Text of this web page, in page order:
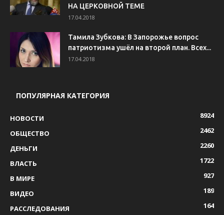
НА ЦЕРКОВНОЙ ТЕМЕ
17.04.2018
Тамила Зубкова: В Запорожье вопрос
патриотизма ушёл на второй план. Всех...
17.04.2018
ПОПУЛЯРНАЯ КАТЕГОРИЯ
НОВОСТИ
8924
ОБЩЕСТВО
2462
ДЕНЬГИ
2260
ВЛАСТЬ
1722
В МИРЕ
927
ВИДЕО
189
РАССЛЕДОВАНИЯ
164